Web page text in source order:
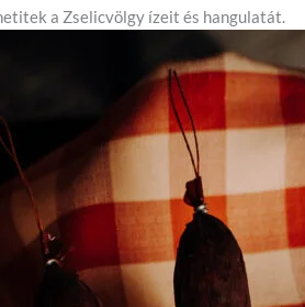
a Zselicvölgy ízeit és hangulatát.